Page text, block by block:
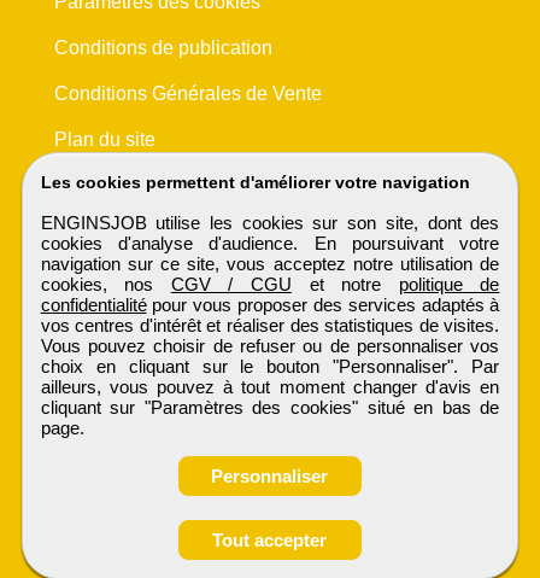
Candidature spontanée
Les cookies permettent d'améliorer votre navigation
ENGINSJOB utilise les cookies sur son site, dont des
cookies d'analyse d'audience. En poursuivant votre
navigation sur ce site, vous acceptez notre utilisation de
cookies, nos CGV / CGU et notre politique de
confidentialitépour vous proposer des services adaptés à
vos centres d'intérêt et réaliser des statistiques de visites.
Vous pouvez choisir de refuser ou de personnaliser vos
choix en cliquant sur le bouton "Personnaliser". Par
ailleurs, vous pouvez à tout moment changer d'avis en
cliquant sur "Paramètres des cookies" situé en bas de
page.
Personnaliser
Tout accepter
Conditions de publication
Conditions Générales de Vente
Plan du site
ENGINSJOB